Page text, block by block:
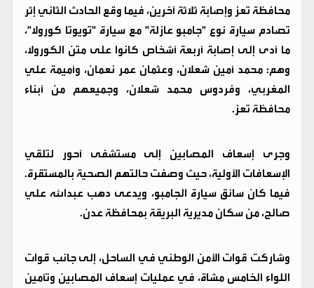
محافظة تعز وإصابة ثلاثة آخرين، فيما وقع الحادث الثاني إثر
تصادم سيارة نوع "جامبو عازلة" مع سيارة "تويوتا كورولا"،
ما أدى إلى إصابة أربعة أشخاص كانوا على متن الكورولا،
وهم: محمد أمين شعلان، وعثمان عمر نعمان، وأميمة علي
المغربي، وفردوس محمد شعلان، وجميعهم من أبناء
محافظة تعز.
وجرى إسعاف المصابين إلى مستشفى أحور لتلقي
الإسعافات الأولية، حيث وصفت حالتهم الصحية بالمستقرة.
فيما كان سائق سيارة الجامبو، ويدعى دهب عبدالله علي
صالح، من سكان مديرية البريقة بمحافظة عدن.
وشاركت قوات الأمن الوطني في الساحل، إلى جانب قوات
اللواء الخامس مشاة، في عمليات إسعاف المصابين وتأمين